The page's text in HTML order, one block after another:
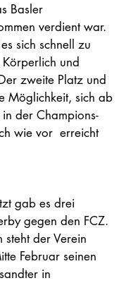
Basler
verdient war.
sich schnell zu
und
zweite Platz und
Möglichkeit, sich ab
in der Champions-
wie vor  erreicht
gab es drei
gegen den FCZ.
der Verein
Februar seinen
in